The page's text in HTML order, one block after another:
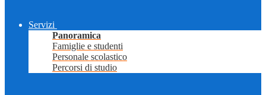
Servizi
Panoramica
Famiglie e studenti
Personale scolastico
Percorsi di studio